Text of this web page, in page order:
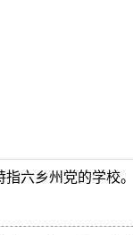
指六乡州党的学校